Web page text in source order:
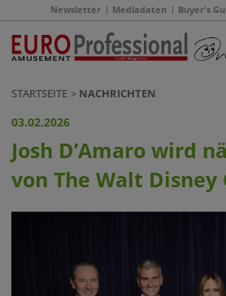
Newsletter Mediadaten Buyer's
STARTSEITE NACHRICHTEN
03.02.2026
Josh D’Amaro wird
von The Walt Disney